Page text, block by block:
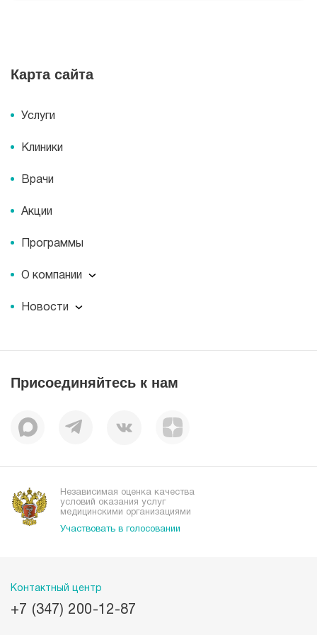
Будни: c 8:00 до 21:00, Сб: c 8:00 до 15:00,
Аксакова 81/1 в Уфе
Карта сайта
Услуги
Клиники
Врачи
Акции
Программы
О компании
О компании
Пациентам
Миссия
Корпоративная социальная ответственность
Наши преимущества
Новости
Пресс-центр
Присоединяйтесь к нам
Независимая оценка качества
условий оказания услуг
медицинскими организациями
Участвовать в голосовании
Контактный центр
+7 (347) 200-12-87